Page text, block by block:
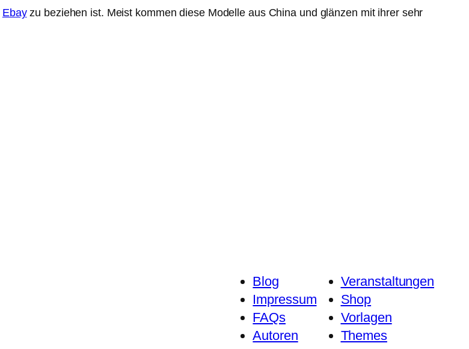
Ebayzu beziehen ist. Meist kommen diese Modelle aus China und glänzen mit ihrer sehr
Blog
Impressum
FAQs
Autoren
Veranstaltungen
Shop
Vorlagen
Themes